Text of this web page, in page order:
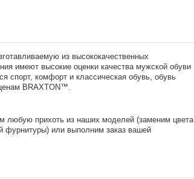
из высококачественных
имеют высокие оценки качества мужской обуви
спорт, комфорт и классическая обувь, обувь
BRAXTON™.
любую прихоть из наших моделей (заменим цвета
фурнитуры) или выполним заказ вашей